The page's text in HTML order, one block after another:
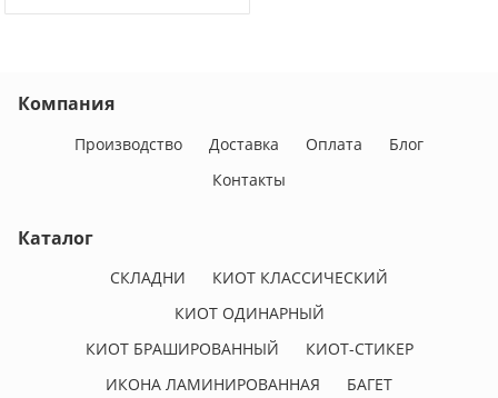
Компания
Производство Доставка Оплата
Блог
Контакты
Каталог
СКЛАДНИ
КИОТ КЛАССИЧЕСКИЙ
КИОТ ОДИНАРНЫЙ
КИОТ БРАШИРОВАННЫЙ
КИОТ-СТИКЕР
ИКОНА ЛАМИНИРОВАННАЯ
БАГЕТ